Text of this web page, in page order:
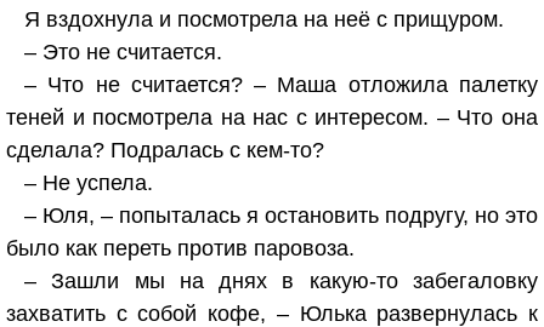
Я вздохнула и посмотрела на неё с прищуром.
– Это не считается.
– Что не считается? – Маша отложила палетку
теней и посмотрела на нас с интересом. – Что она
сделала? Подралась с кем-то?
– Не успела.
– Юля, – попыталась я остановить подругу, но это
было как переть против паровоза.
– Зашли мы на днях в какую-то забегаловку
захватить с собой кофе, – Юлька развернулась к